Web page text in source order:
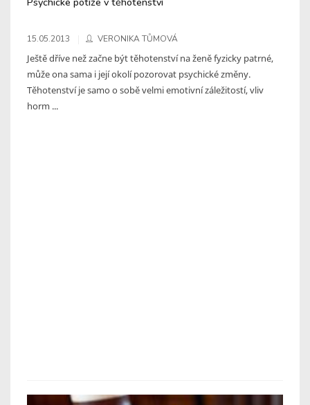
15.05.2013 VERONIKA TŮMOVÁ
Ještě dříve než začne být těhotenství na ženě fyzicky patrné,
může ona sama i její okolí pozorovat psychické změny.
Těhotenství je samo o sobě velmi emotivní záležitostí, vliv
horm ...